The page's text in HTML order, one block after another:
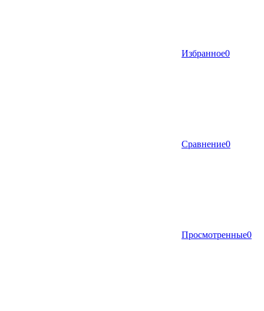
Избранное0
Сравнение0
Просмотренные0